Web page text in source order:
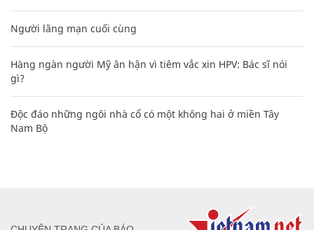
Người lãng mạn cuối cùng
Hàng ngàn người Mỹ ân hận vì tiêm vắc xin HPV: Bác sĩ nói
gì?
Độc đáo những ngôi nhà cổ có một không hai ở miền Tây
Nam Bộ